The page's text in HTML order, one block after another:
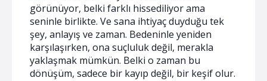
görünüyor, belki farklı hissediliyor ama
seninle birlikte. Ve sana ihtiyaç duyduğu tek
şey, anlayış ve zaman. Bedeninle yeniden
karşılaşırken, ona suçluluk değil, merakla
yaklaşmak mümkün. Belki o zaman bu
dönüşüm, sadece bir kayıp değil, bir keşif olur.